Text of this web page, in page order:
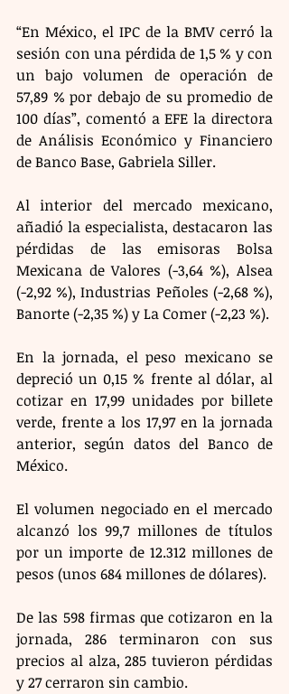
“En México, el IPC de la BMV cerró la
sesión con una pérdida de 1,5 % y con
un bajo volumen de operación de
57,89 % por debajo de su promedio de
100 días”, comentó a EFE la directora
de Análisis Económico y Financiero
de Banco Base, Gabriela Siller.
Al interior del mercado mexicano,
añadió la especialista, destacaron las
pérdidas de las emisoras Bolsa
Mexicana de Valores (-3,64 %), Alsea
(-2,92 %), Industrias Peñoles (-2,68 %),
Banorte (-2,35 %) y La Comer (-2,23 %).
En la jornada, el peso mexicano se
depreció un 0,15 % frente al dólar, al
cotizar en 17,99 unidades por billete
verde, frente a los 17,97 en la jornada
anterior, según datos del Banco de
México.
El volumen negociado en el mercado
alcanzó los 99,7 millones de títulos
por un importe de 12.312 millones de
pesos (unos 684 millones de dólares).
De las 598 firmas que cotizaron en la
jornada, 286 terminaron con sus
precios al alza, 285 tuvieron pérdidas
y 27 cerraron sin cambio.